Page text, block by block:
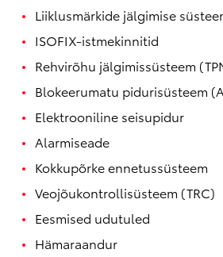
Liiklusmärkide jälgimise
ISOFIX-istmekinnitid
Rehvirõhu jälgimissüsteem
Blokeerumatu pidurisüsteem
Elektrooniline seisupidur
Alarmiseade
Kokkupõrke ennetussüsteem
Veojõukontrollisüsteem (TRC)
Eesmised udutuled
Hämaraandur